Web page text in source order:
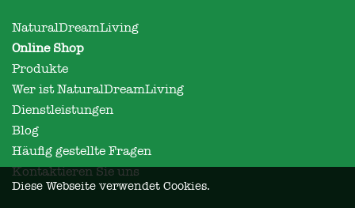
NaturalDreamLiving
Online Shop
Produkte
Wer ist NaturalDreamLiving
Dienstleistungen
Blog
Häufig gestellte Fragen
Kontaktieren Sie uns
Diese Webseite verwendet Cookies.